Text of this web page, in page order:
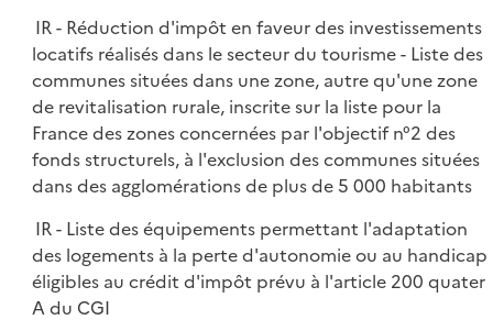
IR - Réduction d'impôt en faveur des investissements
locatifs réalisés dans le secteur du tourisme - Liste des
communes situées dans une zone, autre qu'une zone
de revitalisation rurale, inscrite sur la liste pour la
France des zones concernées par l'objectif n°2 des
fonds structurels, à l'exclusion des communes situées
dans des agglomérations de plus de 5 000 habitants
IR - Liste des équipements permettant l'adaptation
des logements à la perte d'autonomie ou au handicap
éligibles au crédit d'impôt prévu à l'article 200 quater
A du CGI